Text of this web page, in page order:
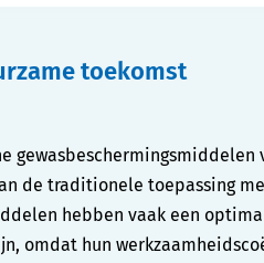
toekomst
gewasbeschermingsmiddelen
de traditionele toepassing
hebben vaak een
omdat hun